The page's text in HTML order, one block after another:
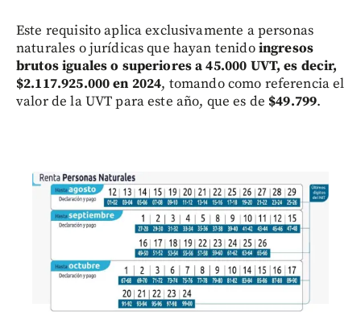
Este requisito aplica exclusivamente a personas
naturales o jurídicas que hayan tenidoingresos
brutos iguales o superiores a 45.000 UVT, es decir,
$2.117.925.000 en 2024, tomando como referencia el
valor de la UVT para este año, que es de $49.799.